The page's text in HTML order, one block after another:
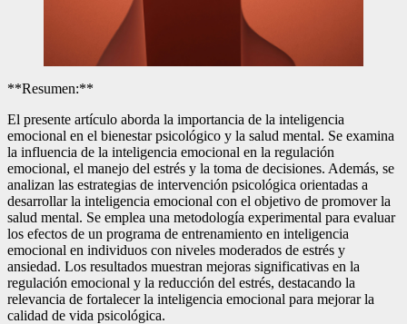
**Resumen:**
El presente artículo aborda la importancia de la inteligencia
emocional en el bienestar psicológico y la salud mental. Se examina
la influencia de la inteligencia emocional en la regulación
emocional, el manejo del estrés y la toma de decisiones. Además, se
analizan las estrategias de intervención psicológica orientadas a
desarrollar la inteligencia emocional con el objetivo de promover la
salud mental. Se emplea una metodología experimental para evaluar
los efectos de un programa de entrenamiento en inteligencia
emocional en individuos con niveles moderados de estrés y
ansiedad. Los resultados muestran mejoras significativas en la
regulación emocional y la reducción del estrés, destacando la
relevancia de fortalecer la inteligencia emocional para mejorar la
calidad de vida psicológica.